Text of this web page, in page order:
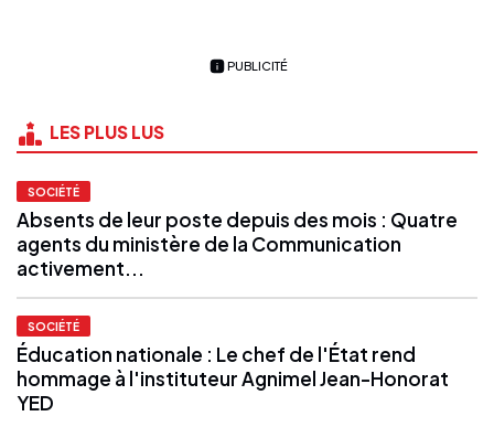
PUBLICITÉ
LES PLUS LUS
SOCIÉTÉ
Absents de leur poste depuis des mois : Quatre
agents du ministère de la Communication
activement...
SOCIÉTÉ
Éducation nationale : Le chef de l'État rend
hommage à l'instituteur Agnimel Jean-Honorat
YED